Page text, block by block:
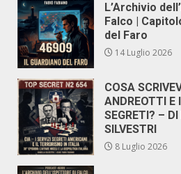
L’Archivio
Falco |
del Faro
14 Luglio 2026
COSA
ANDREOTTI E
SEGRETI? –
SILVESTRI
8 Luglio 2026